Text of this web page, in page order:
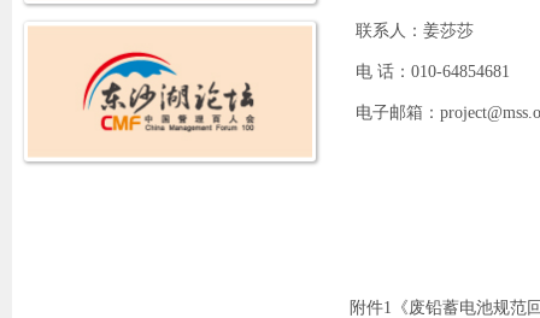
联系人：姜莎莎
电 话：010-64854681
电子邮箱：
附件1《废铅蓄电池规范